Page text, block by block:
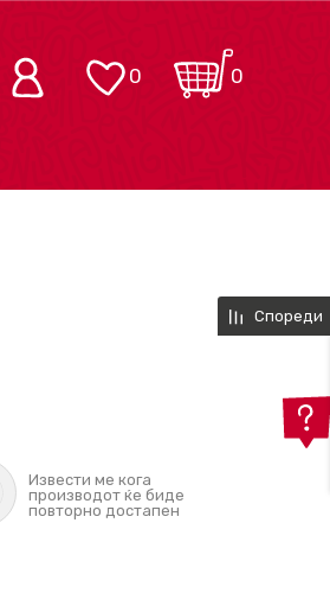
0
0
Извести ме кога
производот ќе биде
повторно достапен
Спореди